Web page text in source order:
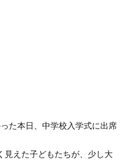
た本日、中学校入学式に出席
見えた子どもたちが、少し大